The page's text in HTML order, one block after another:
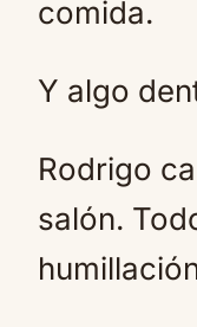
comida.
Y algo
Rodrigo
salón.